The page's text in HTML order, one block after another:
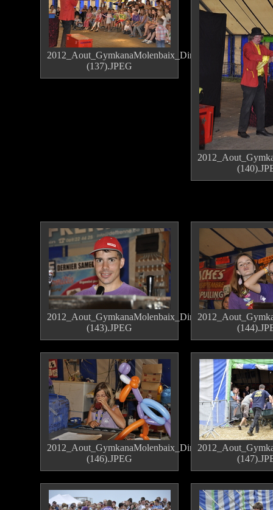
2012_Aout_GymkanaMolenbaix_Dimanche
(137).JPEG
2012_Aout_GymkanaMolenbaix_Dimanche
(143).JPEG
2012_Aout_GymkanaMolenbaix_Dimanche
(146).JPEG